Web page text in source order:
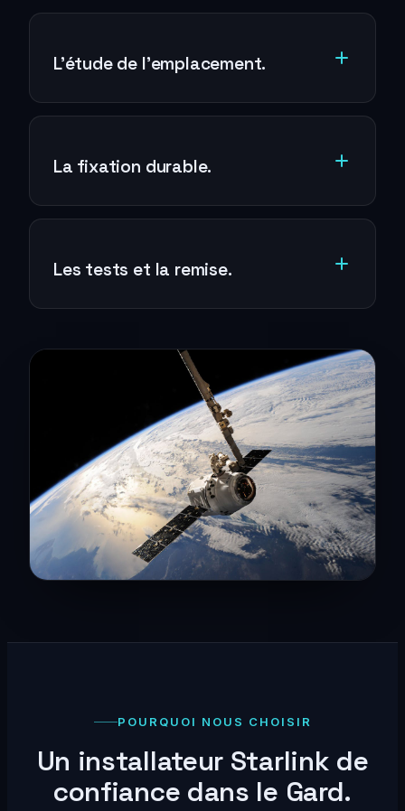
L’étude de l’emplacement.
La fixation durable.
Les tests et la remise.
POURQUOI NOUS CHOISIR
Un installateur Starlink de
confiance dans le Gard.